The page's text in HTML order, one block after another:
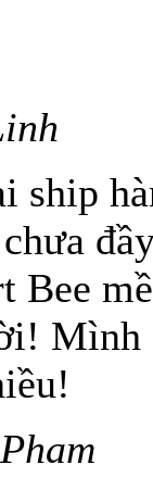
ship
Bee
Mình